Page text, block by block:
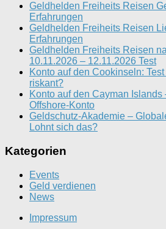
Geldhelden Freiheits Reisen
Erfahrungen
Geldhelden Freiheits Reisen
Erfahrungen
Geldhelden Freiheits Reisen
10.11.2026 – 12.11.2026 Test
Konto auf den Cookinseln:
riskant?
Konto auf den Cayman Islands
Offshore-Konto
Geldschutz-Akademie –
Lohnt sich das?
Kategorien
Events
Geld verdienen
News
Impressum